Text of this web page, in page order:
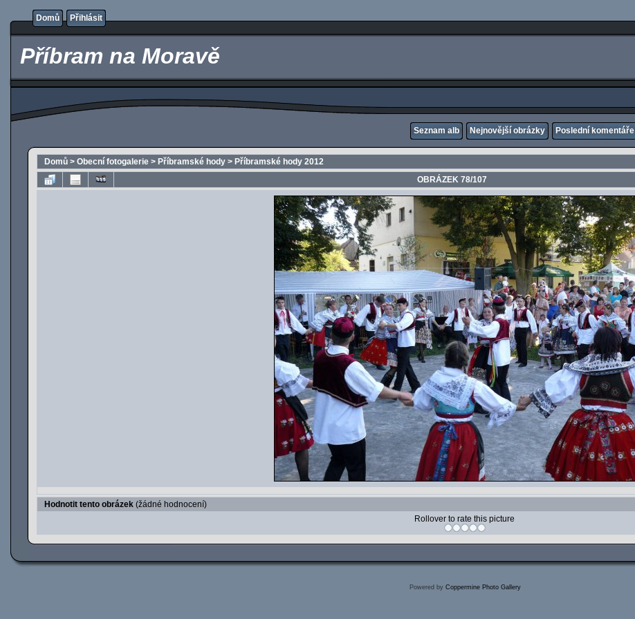
Domů Přihlásit
Příbram na Moravě
Seznam alb Nejnovější obrázky Poslední komentáře
Domů > Obecní fotogalerie > Příbramské hody > Příbramské hody 2012
OBRÁZEK 78/107
Hodnotit tento obrázek (žádné hodnocení)
Rollover to rate this picture
Powered by Coppermine Photo Gallery